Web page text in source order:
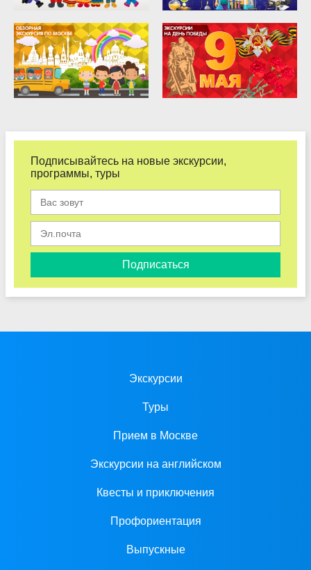
Подписывайтесь на новые экскурсии,
программы, туры
Подписаться
Экскурсии
Туры
Прием в Москве
Экскурсии на английском
Квесты и приключения
Профориентация
Выпускные